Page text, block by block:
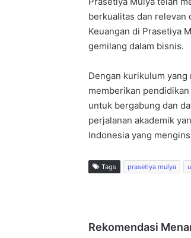
berkualitas dan relevan
Keuangan di Prasetiya
gemilang dalam bisnis.
Dengan kurikulum
memberikan
untuk bergabung dan
perjalanan akademik
Indonesia yang
Tags prasetiya mulya
Rekomendasi